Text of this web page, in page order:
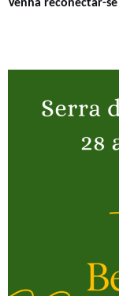
Venha reconectar-